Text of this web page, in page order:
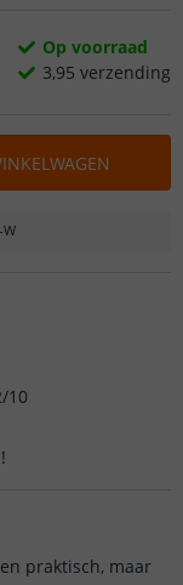
Op voorraad
3,95 verzending
W
10
praktisch, maar